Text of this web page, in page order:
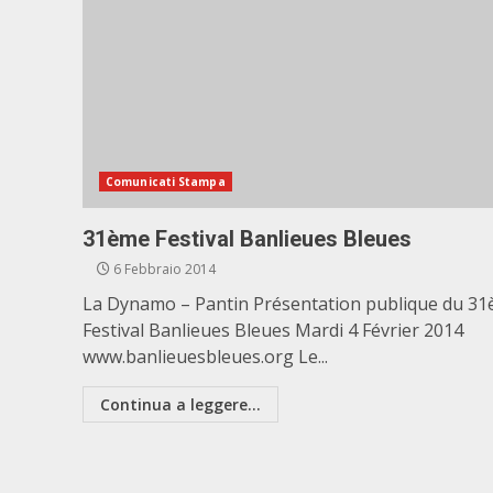
Comunicati Stampa
31ème Festival Banlieues Bleues
6 Febbraio 2014
La Dynamo – Pantin Présentation publique du
Festival Banlieues Bleues Mardi 4 Février 2014
www.banlieuesbleues.org Le...
Continua a leggere...